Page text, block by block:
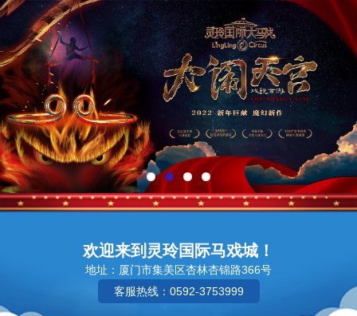
欢迎来到灵玲国际马戏城！
地址：厦门市集美区杏林杏锦路366号
客服热线：0592-3753999